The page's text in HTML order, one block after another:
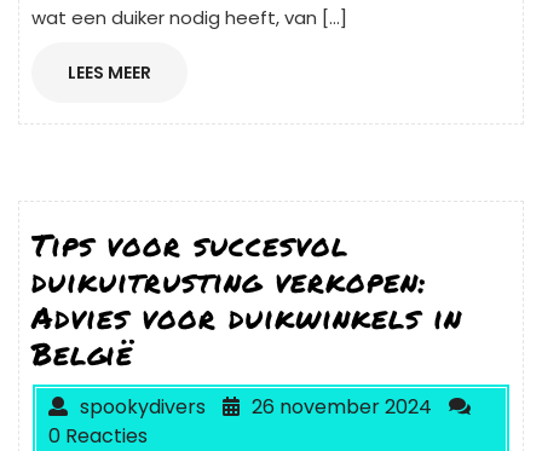
wat een duiker nodig heeft, van […]
LEES MEER
Tips voor succesvol
duikuitrusting verkopen:
Advies voor duikwinkels in
België
spookydivers
26 november 2024
0 Reacties